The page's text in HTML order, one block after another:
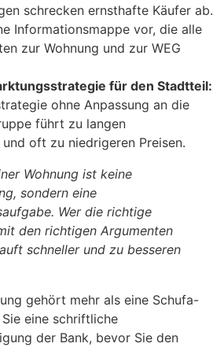
schrecken ernsthafte Käufer ab.
Informationsmappe vor, die alle
zur Wohnung und zur WEG
für den Stadtteil:
ohne Anpassung an die
führt zu langen
oft zu niedrigeren Preisen.
Wohnung ist keine
sondern eine
Wer die richtige
den richtigen Argumenten
schneller und zu besseren
gehört mehr als eine Schufa-
eine schriftliche
der Bank, bevor Sie den